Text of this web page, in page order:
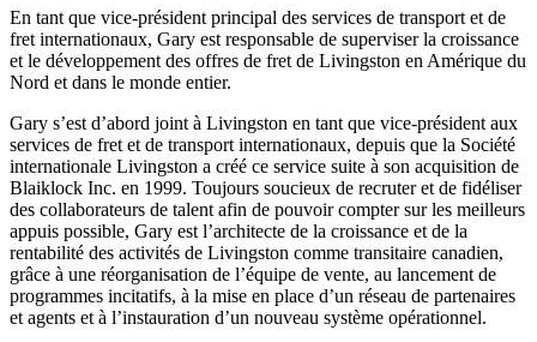
En tant que vice-président principal des services de transport et de
fret internationaux, Gary est responsable de superviser la croissance
et le développement des offres de fret de Livingston en Amérique du
Nord et dans le monde entier.
Gary s’est d’abord joint à Livingston en tant que vice-président aux
services de fret et de transport internationaux, depuis que la Société
internationale Livingston a créé ce service suite à son acquisition de
Blaiklock Inc. en 1999. Toujours soucieux de recruter et de fidéliser
des collaborateurs de talent afin de pouvoir compter sur les meilleurs
appuis possible, Gary est l’architecte de la croissance et de la
rentabilité des activités de Livingston comme transitaire canadien,
grâce à une réorganisation de l’équipe de vente, au lancement de
programmes incitatifs, à la mise en place d’un réseau de partenaires
et agents et à l’instauration d’un nouveau système opérationnel.